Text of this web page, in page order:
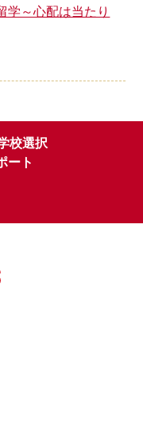
学～心配は当たり
校選択
ート